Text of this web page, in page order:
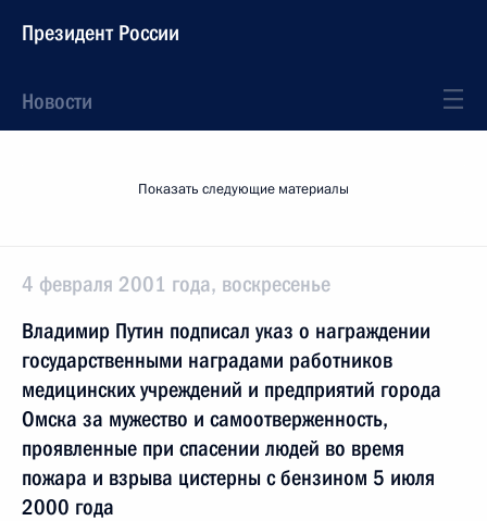
Президент России
Новости
Показать следующие материалы
4 февраля 2001 года, воскресенье
Владимир Путин подписал указ о награждении
государственными наградами работников
медицинских учреждений и предприятий города
Омска за мужество и самоотверженность,
проявленные при спасении людей во время
пожара и взрыва цистерны с бензином 5 июля
2000 года